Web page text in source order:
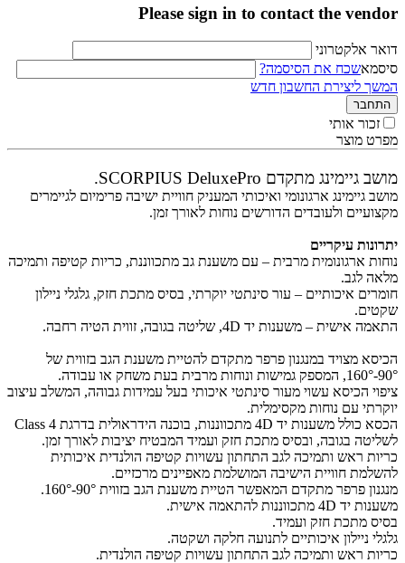
Please sign in to contact the vendor
דואר אלקטרוני
סיסמאשכח את הסיסמה?
המשך ליצירת החשבון חדש
התחבר
זכור אותי
מפרט מוצר
מושב גיימינג מתקדם SCORPIUS DeluxePro.
מושב גיימינג ארגונומי ואיכותי המעניק חוויית ישיבה פרימיום לגיימרים
מקצועיים ולעובדים הדורשים נוחות לאורך זמן.
יתרונות עיקריים
נוחות ארגונומית מרבית – עם משענת גב מתכווננת, כריות קטיפה ותמיכה
מלאה לגב.
חומרים איכותיים – עור סינתטי יוקרתי, בסיס מתכת חזק, גלגלי ניילון
שקטים.
התאמה אישית – משענות יד 4D, שליטה בגובה, זווית הטיה רחבה.
הכיסא מצויד במנגנון פרפר מתקדם להטיית משענת הגב בזווית של
90°-160°, המספק גמישות ונוחות מרבית בעת משחק או עבודה.
ציפוי הכיסא עשוי מעור סינתטי איכותי בעל עמידות גבוהה, המשלב עיצוב
יוקרתי עם נוחות מקסימלית.
הכסא כולל משענות יד 4D מתכווננות, בוכנה הידראולית בדרגת Class 4
לשליטה בגובה, ובסיס מתכת חזק ועמיד המבטיח יציבות לאורך זמן.
כריות ראש ותמיכה לגב התחתון עשויות קטיפה הולנדית איכותית
להשלמת חוויית הישיבה המושלמת מאפיינים מרכזיים.
מנגנון פרפר מתקדם המאפשר הטיית משענת הגב בזווית 90°-160°.
משענות יד 4D מתכווננות להתאמה אישית.
בסיס מתכת חזק ועמיד.
גלגלי ניילון איכותיים לתנועה חלקה ושקטה.
כריות ראש ותמיכה לגב התחתון עשויות קטיפה הולנדית.